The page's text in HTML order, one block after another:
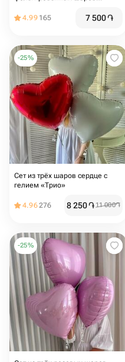
4.99 165 7 500֏
-25%
Сет из трёх шаров сердце с
гелием «Трио»
4.96276 8 250֏11 000֏
-25%